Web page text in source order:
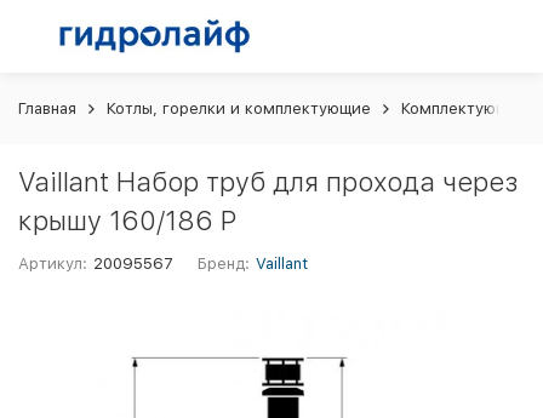
Главная Котлы, горелки и комплектующие Комплектующие и
Vaillant Набор труб для прохода через
крышу 160/186 P
Артикул: 20095567 Бренд: Vaillant